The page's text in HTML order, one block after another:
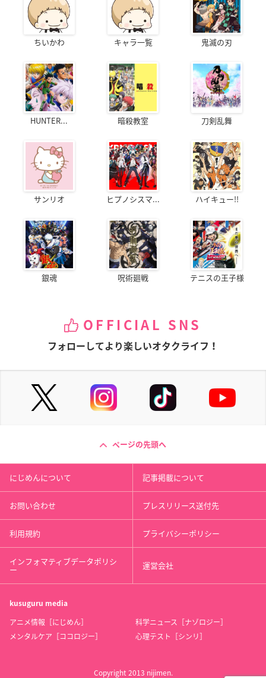
ちいかわ キャラ一覧 鬼滅の刃
HUNTER... 暗殺教室 刀剣乱舞
サンリオ ヒプノシスマ... ハイキュー!!
銀魂 呪術廻戦 テニスの王子様
OFFICIAL SNS
フォローしてより楽しいオタクライフ！
ページの先頭へ
にじめんについて 記事掲載について
お問い合わせ プレスリリース送付先
利用規約 プライバシーポリシー
インフォマティブデータポリシ
ー 運営会社
kusuguru media
アニメ情報［にじめん］
科学ニュース［ナゾロジー］
メンタルケア［ココロジー］
心理テスト［シンリ］
Copyright 2013 nijimen.